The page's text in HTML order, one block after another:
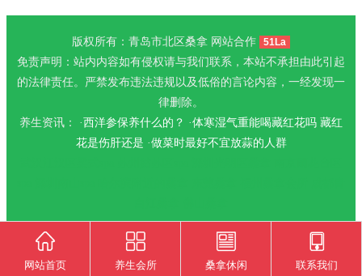
版权所有：青岛市北区桑拿 网站合作 51La
免责声明：站内内容如有侵权请与我们联系，本站不承担由此引起
的法律责任。严禁发布违法违规以及低俗的言论内容，一经发现一
律删除。
养生资讯： ·西洋参保养什么的？ ·体寒湿气重能喝藏红花吗 藏红
花是伤肝还是 ·做菜时最好不宜放蒜的人群
网站首页 养生会所 桑拿休闲 联系我们